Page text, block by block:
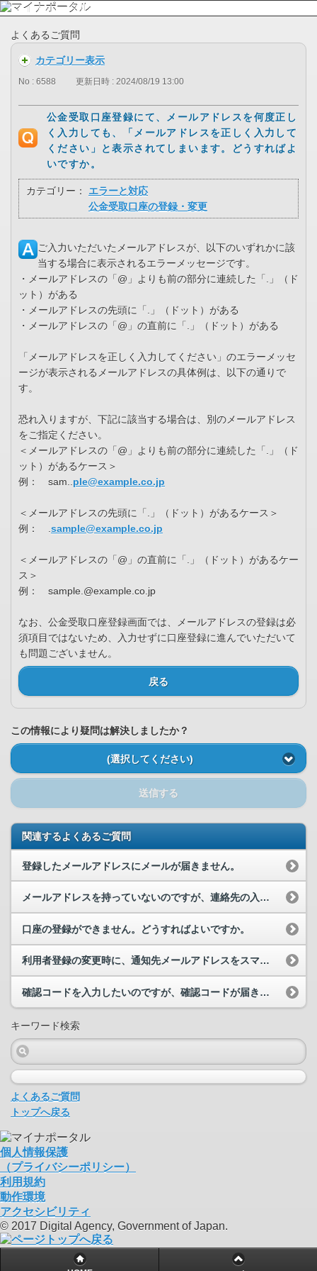
よくあるご質問
カテゴリー表示
No : 6588 更新日時 : 2024/08/19 13:00
公金受取口座登録にて、メールアドレスを何度正し
く入力しても、「メールアドレスを正しく入力して
ください」と表示されてしまいます。どうすればよ
いですか。
カテゴリー：
エラーと対応
公金受取口座の登録・変更
ご入力いただいたメールアドレスが、以下のいずれかに該
当する場合に表示されるエラーメッセージです。
・メールアドレスの「@」よりも前の部分に連続した「.」（ド
ット）がある
・メールアドレスの先頭に「.」（ドット）がある
・メールアドレスの「@」の直前に「.」（ドット）がある
「メールアドレスを正しく入力してください」のエラーメッセ
ージが表示されるメールアドレスの具体例は、以下の通りで
す。
恐れ入りますが、下記に該当する場合は、別のメールアドレス
をご指定ください。
＜メールアドレスの「@」よりも前の部分に連続した「.」（ド
ット）があるケース＞
例： sam..ple@example.co.jp
＜メールアドレスの先頭に「.」（ドット）があるケース＞
例： .sample@example.co.jp
＜メールアドレスの「@」の直前に「.」（ドット）があるケー
ス＞
例： sample.@example.co.jp
なお、公金受取口座登録画面では、メールアドレスの登録は必
須項目ではないため、入力せずに口座登録に進んでいただいて
も問題ございません。
戻る
この情報により疑問は解決しましたか？
(選択してください)
送信する
関連するよくあるご質問
登録したメールアドレスにメールが届きません。
メールアドレスを持っていないのですが、連絡先の入力画面でメールアドレスの入力は必要ですか？
口座の登録ができません。どうすればよいですか。
利用者登録の変更時に、通知先メールアドレスをスマホのアドレスにしてもいいですか？
確認コードを入力したいのですが、確認コードが届きません。どうすればよいでしょうか。
キーワード検索
よくあるご質問
トップへ戻る
個人情報保護
（プライバシーポリシー）
利用規約
動作環境
アクセシビリティ
© 2017 Digital Agency, Government of Japan.